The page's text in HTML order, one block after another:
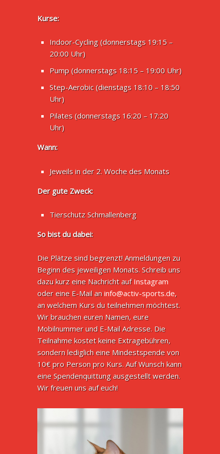
Kurse:
Indoor-Cycling (donnerstags 19:15 –
20:00 Uhr)
Pump (donnerstags 18:15 – 19:00 Uhr)
Step-Aerobic (dienstags 18:10 – 18:50
Uhr)
Pilates (donnerstags 16:20 – 17:20
Uhr)
Wann:
Jeweils in der 2. Woche des Monats
Der gute Zweck:
Tierschutz Schmallenberg
So bist du dabei:
Die Plätze sind begrenzt! Anmeldungen zu
Beginn des jeweiligen Monats. Schreib uns
dazu kurz eine Nachricht aufInstagram
oder eine E-Mail aninfo@activ-sports.de,
an welchem Kurs du teilnehmen möchtest.
Wir brauchen euren Namen, eure
Mobilnummer und E-Mail Adresse. Die
Teilnahme kostet keine Extragebühren,
sondern lediglich eine Mindestspende von
10€ pro Person pro Kurs. Auf Wunsch kann
eine Spendenquittung ausgestellt werden.
Wir freuen uns auf euch!